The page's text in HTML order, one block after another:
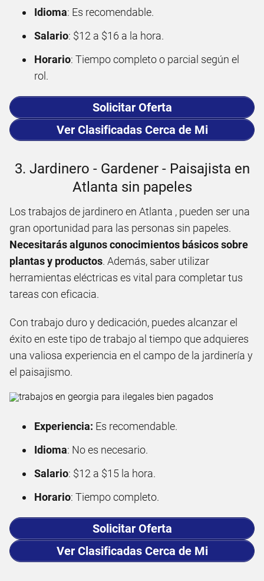
Idioma: Es recomendable.
Salario: $12 a $16 a la hora.
Horario: Tiempo completo o parcial según el
rol.
Solicitar Oferta
Ver Clasificadas Cerca de Mi
3. Jardinero - Gardener - Paisajista en
Atlanta sin papeles
Los trabajos de jardinero en Atlanta , pueden ser una
gran oportunidad para las personas sin papeles.
Necesitarás algunos conocimientos básicos sobre
plantas y productos. Además, saber utilizar
herramientas eléctricas es vital para completar tus
tareas con eficacia.
Con trabajo duro y dedicación, puedes alcanzar el
éxito en este tipo de trabajo al tiempo que adquieres
una valiosa experiencia en el campo de la jardinería y
el paisajismo.
Experiencia: Es recomendable.
Idioma: No es necesario.
Salario: $12 a $15 la hora.
Horario: Tiempo completo.
Solicitar Oferta
Ver Clasificadas Cerca de Mi